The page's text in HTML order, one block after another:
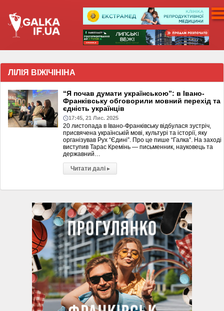
ЛІЛІЯ ВІЖІЧІНІНА
“Я почав думати українською”: в Івано-
Франківську обговорили мовний перехід та
єдність українців
17:45, 21 Лис. 2025
20 листопада в Івано-Франківську відбулася зустріч,
присвячена українській мові, культурі та історії, яку
організував Рух “Єдині”. Про це пише “Галка”. На заході
виступив Тарас Кремінь — письменник, науковець та
державний…
Читати далі ▸